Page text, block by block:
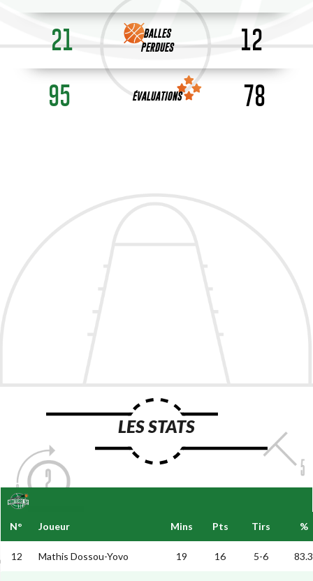
21
BALLES
PERDUES
12
95
ÉVALUATIONS 78
LES STATS
N° Joueur Mins Pts Tirs %
12 Mathis Dossou-Yovo 19 16 5-6 83.3